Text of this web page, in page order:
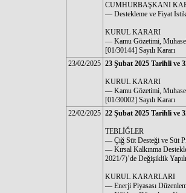
CUMHURBAŞKANI
–– Destekleme ve Fiyat
KURUL KARARI
–– Kamu Gözetimi,
[01/30144] Sayılı Kararı
23/02/2025 23 Şubat 2025 Tarihli ve
KURUL KARARI
–– Kamu Gözetimi,
[01/30002] Sayılı Kararı
22/02/2025 22 Şubat 2025 Tarihli ve
TEBLİĞLER
–– Çiğ Süt Desteği ve Süt
–– Kırsal Kalkınma
2021/7)’de Değişiklik
KURUL KARARLARI
–– Enerji Piyasası